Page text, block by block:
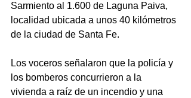
Sarmiento al 1.600 de Laguna Paiva,
localidad ubicada a unos 40 kilómetros
de la ciudad de Santa Fe.
Los voceros señalaron que la policía y
los bomberos concurrieron a la
vivienda a raíz de un incendio y una